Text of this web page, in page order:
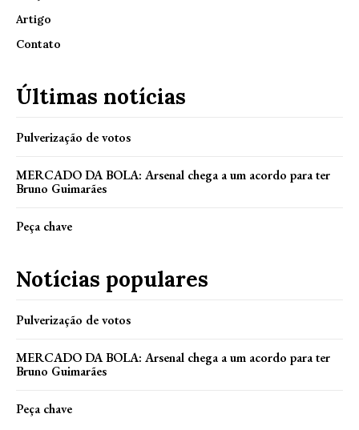
Artigo
Contato
Últimas notícias
Pulverização de votos
MERCADO DA BOLA: Arsenal chega a um acordo para ter
Bruno Guimarães
Peça chave
Notícias populares
Pulverização de votos
MERCADO DA BOLA: Arsenal chega a um acordo para ter
Bruno Guimarães
Peça chave